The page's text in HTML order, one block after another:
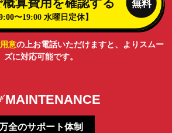
意の上お電話いただけますと、よりスムー
ズに対応可能です。
MAINTENANCE
全のサポート体制